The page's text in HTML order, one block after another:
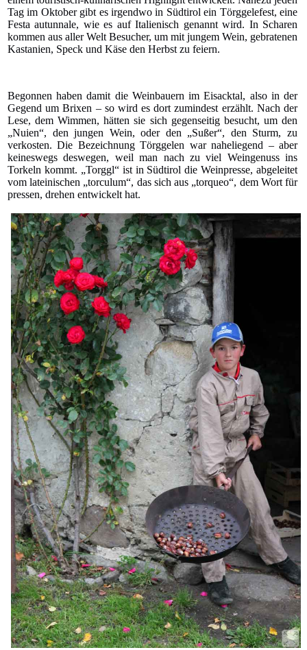
Tag im Oktober gibt es irgendwo in Südtirol ein Törggelefest, eine
Festa autunnale, wie es auf Italienisch genannt wird. In Scharen
kommen aus aller Welt Besucher, um mit jungem Wein, gebratenen
Kastanien, Speck und Käse den Herbst zu feiern.
Begonnen haben damit die Weinbauern im Eisacktal, also in der
Gegend um Brixen – so wird es dort zumindest erzählt. Nach der
Lese, dem Wimmen, hätten sie sich gegenseitig besucht, um den
„Nuien“, den jungen Wein, oder den „Sußer“, den Sturm, zu
verkosten. Die Bezeichnung Törggelen war naheliegend – aber
keineswegs deswegen, weil man nach zu viel Weingenuss ins
Torkeln kommt. „Torggl“ ist in Südtirol die Weinpresse, abgeleitet
vom lateinischen „torculum“, das sich aus „torqueo“, dem Wort für
pressen, drehen entwickelt hat.